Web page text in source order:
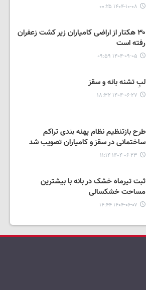
۱۴۰۴-۱۰-۰۸ ۰۰:۲۵
۳۰ هکتار از اراضی کامیاران زیر کشت زعفران
رفته است
۱۴۰۴-۰۹-۰۵ ۰۹:۵۹
لبِ تشنه بانه و سقز
۱۴۰۴-۰۶-۲۷ ۱۸:۳۲
طرح بازتنظیم نظام پهنه بندی تراکم
ساختمانی در سقز و کامیاران تصویب شد
۱۴۰۴-۰۶-۲۳ ۱۱:۱۴
ثبت تیرماه خشک در بانه با بیشترین
مساحت خشکسالی
۱۴۰۴-۰۶-۰۷ ۱۴:۴۴